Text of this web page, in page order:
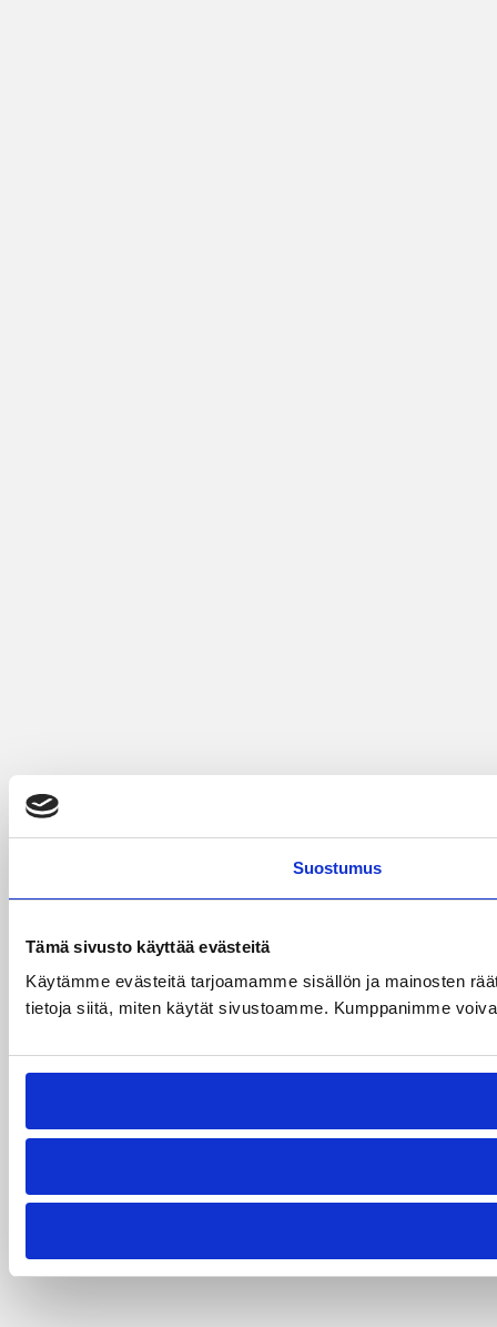
Suostumus
Tämä sivusto käyttää evästeitä
Käytämme evästeitä tarjoamamme sisällön ja mainosten
tietoja siitä, miten käytät sivustoamme. Kumppanimme